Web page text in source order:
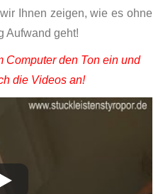
Ihnen zeigen, wie es ohne
Aufwand geht!
Computer den Ton ein und
die Videos an!